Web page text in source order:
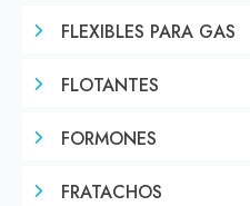
FLEXIBLES PARA GAS
FLOTANTES
FORMONES
FRATACHOS